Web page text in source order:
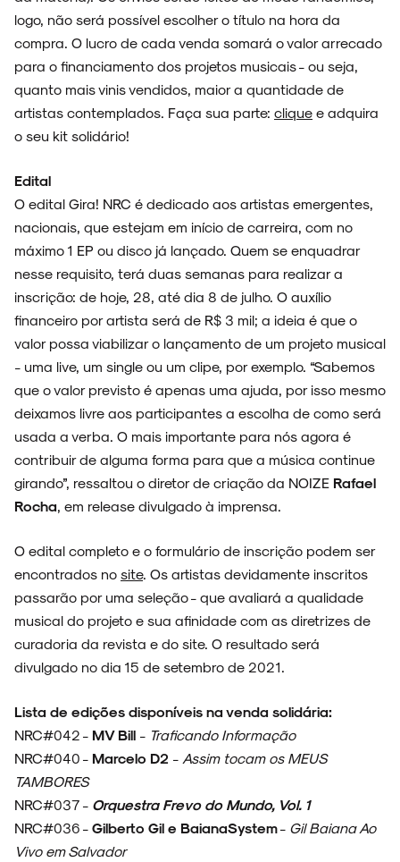
logo, não será possível escolher o título na hora da
compra. O lucro de cada venda somará o valor arrecado
para o financiamento dos projetos musicais - ou seja,
quanto mais vinis vendidos, maior a quantidade de
artistas contemplados. Faça sua parte: clique e adquira
o seu kit solidário!
Edital
O edital Gira! NRC é dedicado aos artistas emergentes,
nacionais, que estejam em início de carreira, com no
máximo 1 EP ou disco já lançado. Quem se enquadrar
nesse requisito, terá duas semanas para realizar a
inscrição: de hoje, 28, até dia 8 de julho. O auxílio
financeiro por artista será de R$ 3 mil; a ideia é que o
valor possa viabilizar o lançamento de um projeto musical
- uma live, um single ou um clipe, por exemplo. “Sabemos
que o valor previsto é apenas uma ajuda, por isso mesmo
deixamos livre aos participantes a escolha de como será
usada a verba. O mais importante para nós agora é
contribuir de alguma forma para que a música continue
girando”, ressaltou o diretor de criação da NOIZE Rafael
Rocha, em release divulgado à imprensa.
O edital completo e o formulário de inscrição podem ser
encontrados no site. Os artistas devidamente inscritos
passarão por uma seleção - que avaliará a qualidade
musical do projeto e sua afinidade com as diretrizes de
curadoria da revista e do site. O resultado será
divulgado no dia 15 de setembro de 2021.
Lista de edições disponíveis na venda solidária:
NRC#042 - MV Bill - Traficando Informação
NRC#040 - Marcelo D2 - Assim tocam os MEUS
TAMBORES
NRC#037 - Orquestra Frevo do Mundo, Vol. 1
NRC#036 - Gilberto Gil e BaianaSystem- Gil Baiana Ao
Vivo em Salvador